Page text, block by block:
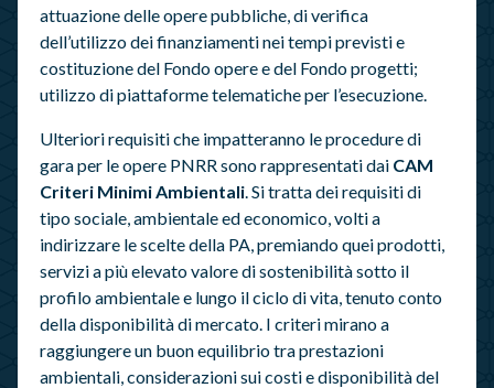
attuazione delle opere pubbliche, di verifica
dell’utilizzo dei finanziamenti nei tempi previsti e
costituzione del Fondo opere e del Fondo progetti;
utilizzo di piattaforme telematiche per l’esecuzione.
Ulteriori requisiti che impatteranno le procedure di
gara per le opere PNRR sono rappresentati dai CAM
Criteri Minimi Ambientali. Si tratta dei requisiti di
tipo sociale, ambientale ed economico, volti a
indirizzare le scelte della PA, premiando quei prodotti,
servizi a più elevato valore di sostenibilità sotto il
profilo ambientale e lungo il ciclo di vita, tenuto conto
della disponibilità di mercato. I criteri mirano a
raggiungere un buon equilibrio tra prestazioni
ambientali, considerazioni sui costi e disponibilità del